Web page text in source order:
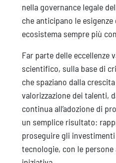
nella governance legale
che anticipano le
ecosistema sempre più
Far parte delle eccellenze
scientifico, sulla base di
che spaziano dalla
valorizzazione dei talenti,
continua all’adozione di
un semplice risultato:
proseguire gli
tecnologie, con le